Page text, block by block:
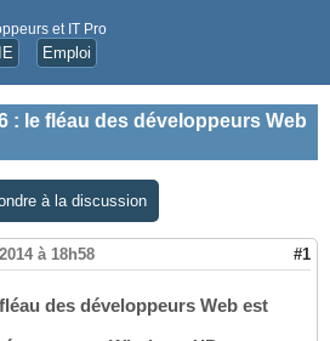
et IT Pro
Emploi
: le fléau des développeurs Web
à la discussion
à 18h58 #1
des développeurs Web est